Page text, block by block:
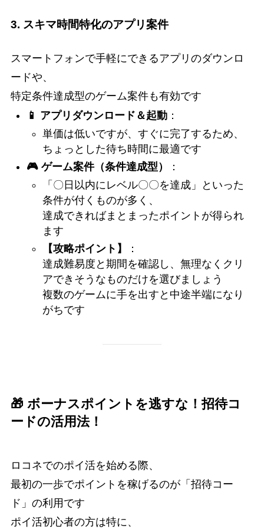
3. スキマ時間特化のアプリ案件
スマートフォンで手軽にできるアプリのダウンロ
ードや、
特定条件達成型のゲーム案件も有効です
📱 アプリダウンロード＆起動：
単価は低いですが、すぐに完了するため、
ちょっとした待ち時間に最適です
🎮 ゲーム案件（条件達成型）
：
「〇日以内にレベル〇〇を達成」といった
条件が付くものが多く、
達成できればまとまったポイントが得られ
ます
【攻略ポイント】
：
達成難易度と期間を確認し、無理なくクリ
アできそうなものだけを選びましょう
複数のゲームに手を出すと中途半端になり
がちです
🎁 ボーナスポイントを逃すな！招待コ
ードの活用法！
ロコネでのポイ活を始める際、
最初の一歩でポイントを稼げるのが「招待コー
ド」の利用です
ポイ活初心者の方は特に、